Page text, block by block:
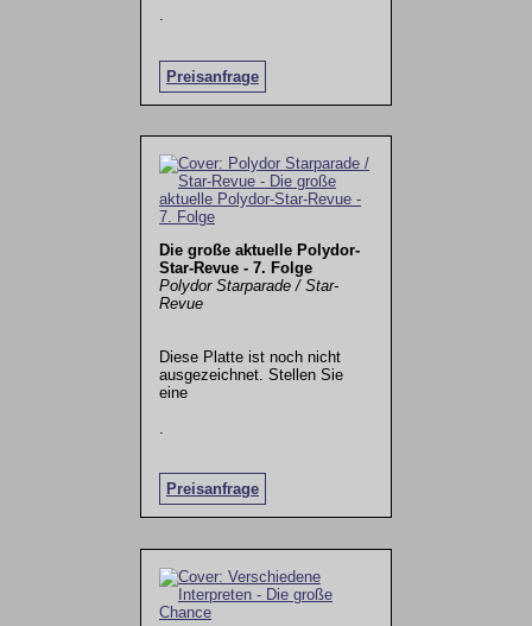
Preisanfrage
.
Die große aktuelle Polydor-
Star-Revue - 7. Folge
Polydor Starparade / Star-
Revue
Diese Platte ist noch nicht
ausgezeichnet. Stellen Sie
eine
Preisanfrage
.